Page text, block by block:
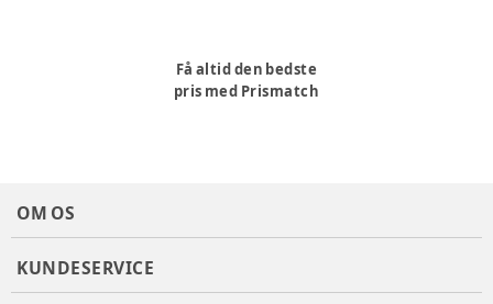
Få altid den bedste
pris med Prismatch
OM OS
KUNDESERVICE